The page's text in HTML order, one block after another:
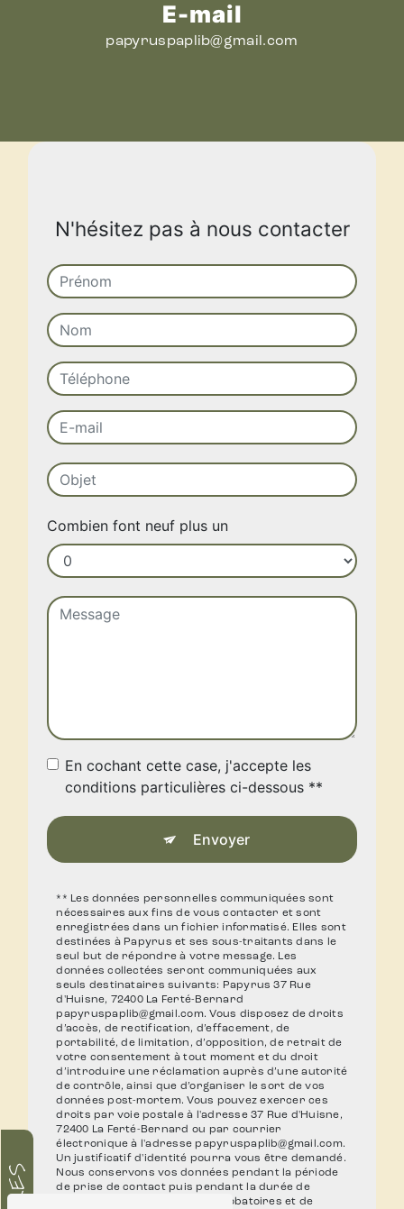
E-mail
papyruspaplib@gmail.com
N'hésitez pas à nous contacter
Combien font neuf plus un
En cochant cette case, j'accepte les
conditions particulières ci-dessous **
Envoyer
** Les données personnelles communiquées sont
nécessaires aux fins de vous contacter et sont
enregistrées dans un fichier informatisé. Elles sont
destinées à Papyrus et ses sous-traitants dans le
seul but de répondre à votre message. Les
données collectées seront communiquées aux
seuls destinataires suivants: Papyrus 37 Rue
d'Huisne, 72400 La Ferté-Bernard
papyruspaplib@gmail.com. Vous disposez de droits
d’accès, de rectification, d’effacement, de
portabilité, de limitation, d’opposition, de retrait de
votre consentement à tout moment et du droit
d’introduire une réclamation auprès d’une autorité
de contrôle, ainsi que d’organiser le sort de vos
données post-mortem. Vous pouvez exercer ces
droits par voie postale à l'adresse 37 Rue d'Huisne,
72400 La Ferté-Bernard ou par courrier
électronique à l'adresse papyruspaplib@gmail.com.
Un justificatif d'identité pourra vous être demandé.
Nous conservons vos données pendant la période
de prise de contact puis pendant la durée de
prescription légale aux fins probatoires et de